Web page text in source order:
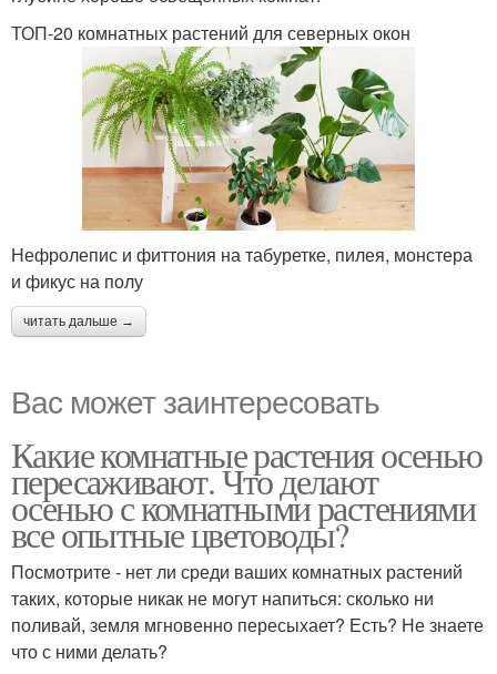
ТОП-20 комнатных растений для северных окон
Нефролепис и фиттония на табуретке, пилея, монстера
и фикус на полу
читать дальше →
Вас может заинтересовать
Какие комнатные растения осенью
пересаживают. Что делают
осенью с комнатными растениями
все опытные цветоводы?
Посмотрите - нет ли среди ваших комнатных растений
таких, которые никак не могут напиться: сколько ни
поливай, земля мгновенно пересыхает? Есть? Не знаете
что с ними делать?